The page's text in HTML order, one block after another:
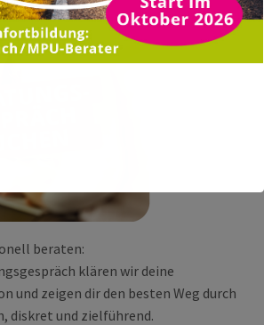
beraten:
klären wir deine
und zeigen dir den besten Weg durch
diskret und zielführend.